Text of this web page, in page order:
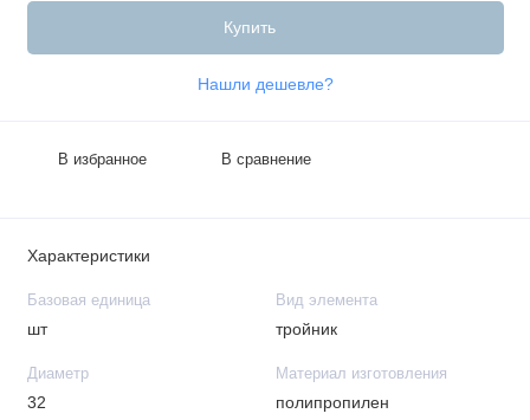
Купить
Нашли дешевле?
В избранное В сравнение
Характеристики
Базовая единица
шт
Вид элемента
тройник
Диаметр
32
Материал изготовления
полипропилен